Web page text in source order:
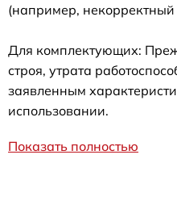
(например,
Для комплектующих:
строя, утрата
заявленным
использовании.
Показать полностью